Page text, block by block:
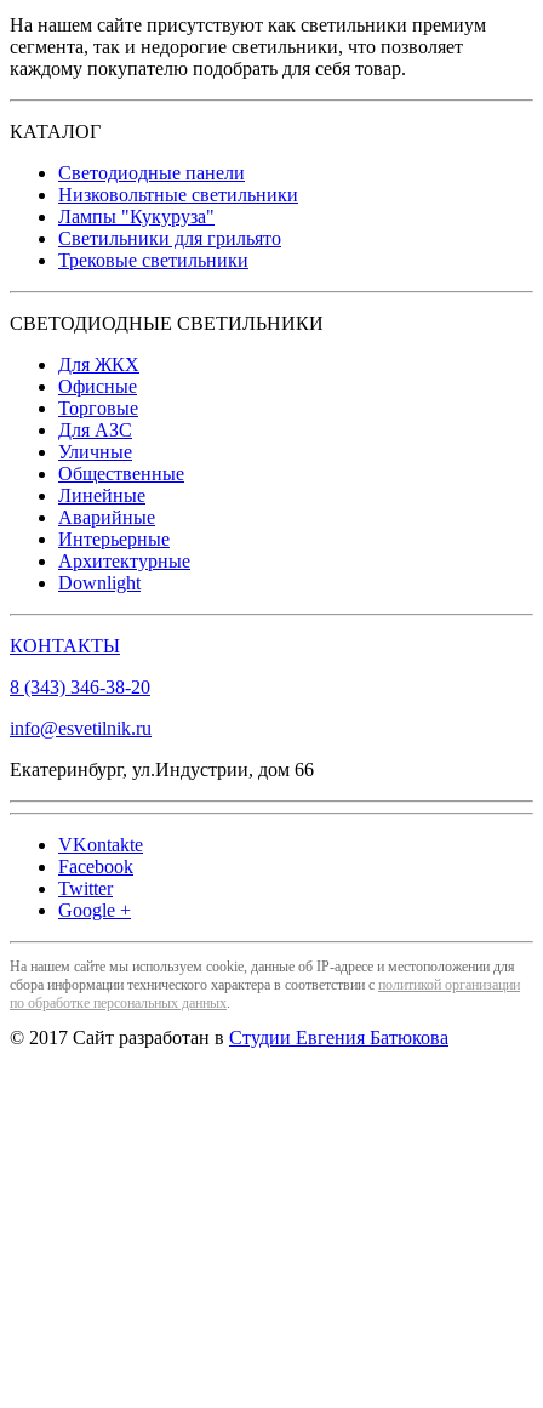
На нашем сайте присутствуют как светильники премиум
сегмента, так и недорогие светильники, что позволяет
каждому покупателю подобрать для себя товар.
КАТАЛОГ
Светодиодные панели
Низковольтные светильники
Лампы "Кукуруза"
Светильники для грильято
Трековые светильники
СВЕТОДИОДНЫЕ СВЕТИЛЬНИКИ
Для ЖКХ
Офисные
Торговые
Для АЗС
Уличные
Общественные
Линейные
Аварийные
Интерьерные
Архитектурные
Downlight
КОНТАКТЫ
8 (343) 346-38-20
info@esvetilnik.ru
Екатеринбург, ул.Индустрии, дом 66
VKontakte
Facebook
Twitter
Google +
На нашем сайте мы используем cookie, данные об IP-адресе и местоположении для
сбора информации технического характера в соответствии с политикой организации
по обработке персональных данных.
© 2017 Сайт разработан в Студии Евгения Батюкова